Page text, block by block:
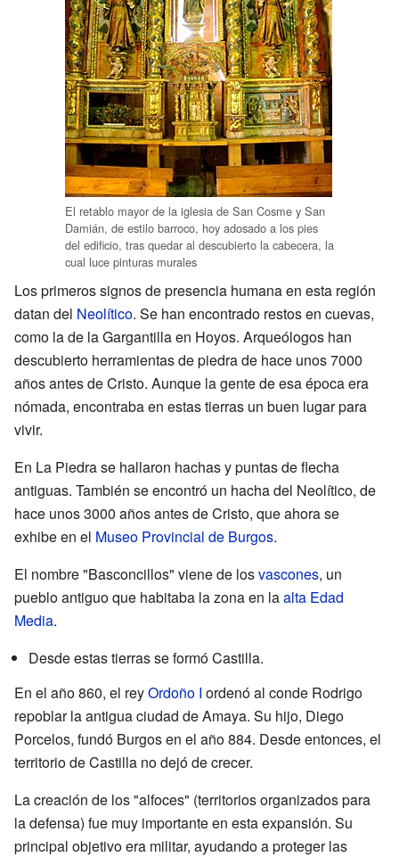
El retablo mayor de la iglesia de San Cosme y San
Damián, de estilo barroco, hoy adosado a los pies
del edificio, tras quedar al descubierto la cabecera, la
cual luce pinturas murales
Los primeros signos de presencia humana en esta región
datan del Neolítico. Se han encontrado restos en cuevas,
como la de la Gargantilla en Hoyos. Arqueólogos han
descubierto herramientas de piedra de hace unos 7000
años antes de Cristo. Aunque la gente de esa época era
nómada, encontraba en estas tierras un buen lugar para
vivir.
En La Piedra se hallaron hachas y puntas de flecha
antiguas. También se encontró un hacha del Neolítico, de
hace unos 3000 años antes de Cristo, que ahora se
exhibe en el Museo Provincial de Burgos.
El nombre "Basconcillos" viene de losvascones, un
pueblo antiguo que habitaba la zona en laalta Edad
Media.
Desde estas tierras se formó Castilla.
En el año 860, el reyOrdoño I ordenó al conde Rodrigo
repoblar la antigua ciudad de Amaya. Su hijo, Diego
Porcelos, fundó Burgos en el año 884. Desde entonces, el
territorio de Castilla no dejó de crecer.
La creación de los "alfoces" (territorios organizados para
la defensa) fue muy importante en esta expansión. Su
principal objetivo era militar, ayudando a proteger las